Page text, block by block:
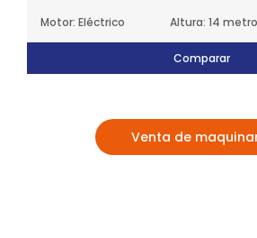
Motor: Eléctrico Altura: 14
Comparar
Venta de